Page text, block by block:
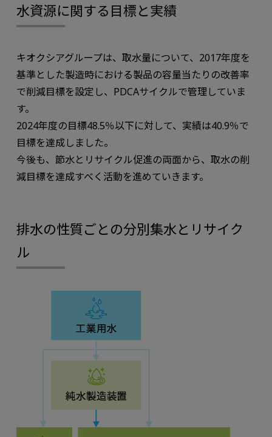
水資源に関する目標と実績
キオクシアグループは、取水量について、2017年度を
基準とした製造時における製品の容量当たりの改善率
で削減目標を設定し、PDCAサイクルで管理していま
す。
2024年度の目標48.5％以下に対して、実績は40.9％で
目標を達成しました。
今後も、節水とリサイクル促進の両面から、取水の削
減目標を達成すべく活動を進めていきます。
排水の性質ごとの分別集水とリサイク
ル